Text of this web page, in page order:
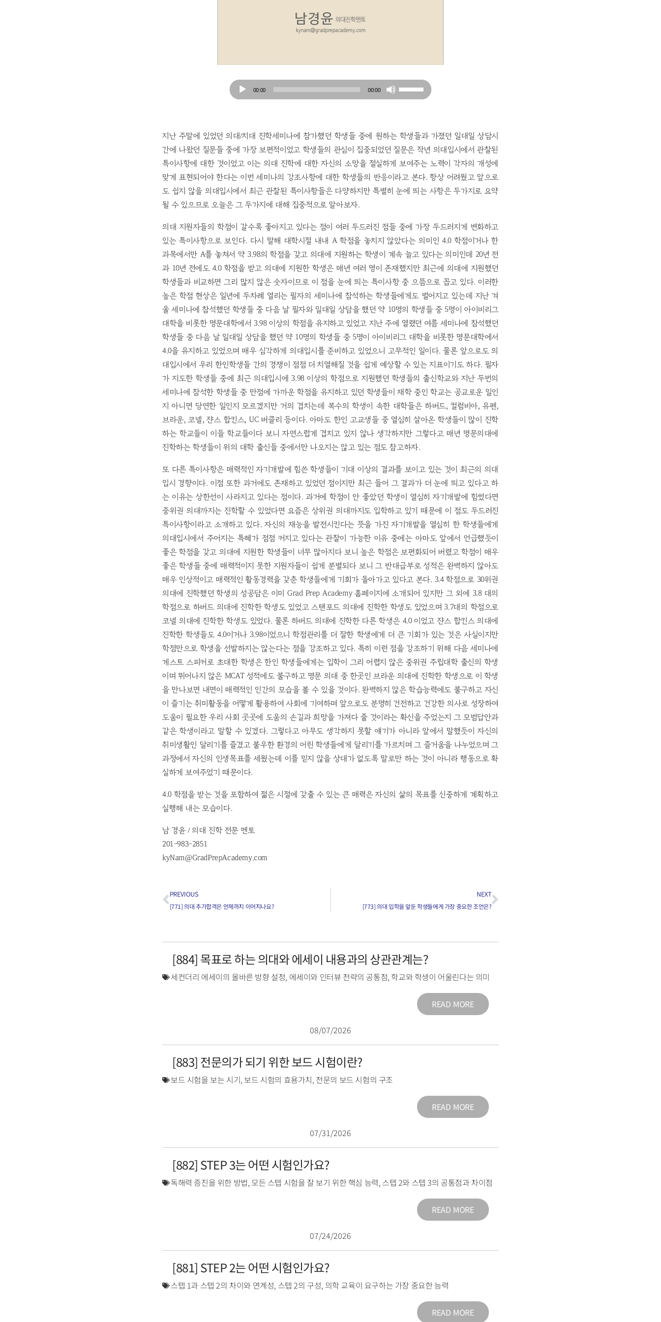
Audio
Player
00:00 00:00
Up/Down
to
increase
or
decrease
volume.
지난 주말에 있었던 의대/치대 진학세미나에 참가했던 학생들 중에 원하는 학생들과 가졌던 일대일 상담시
간에 나왔던 질문들 중에 가장 보편적이었고 학생들의 관심이 집중되었던 질문은 작년 의대입시에서 관찰된
특이사항에 대한 것이었고 이는 의대 진학에 대한 자신의 소망을 절실하게 보여주는 노력이 각자의 개성에
맞게 표현되어야 한다는 이번 세미나의 강조사항에 대한 학생들의 반응이라고 본다. 항상 어려웠고 앞으로
도 쉽지 않을 의대입시에서 최근 관찰된 특이사항들은 다양하지만 특별히 눈에 띄는 사항은 두가지로 요약
될 수 있으므로 오늘은 그 두가지에 대해 집중적으로 알아보자.
의대 지원자들의 학점이 갈수록 좋아지고 있다는 점이 여러 두드러진 점들 중에 가장 두드러지게 변화하고
있는 특이사항으로 보인다. 다시 말해 대학시절 내내 A 학점을 놓치지 않았다는 의미인 4.0 학점이거나 한
과목에서만 A를 놓쳐서 약 3.98의 학점을 갖고 의대에 지원하는 학생이 계속 늘고 있다는 의미인데 20년 전
과 10년 전에도 4.0 학점을 받고 의대에 지원한 학생은 매년 여러 명이 존재했지만 최근에 의대에 지원했던
학생들과 비교하면 그리 많지 않은 숫자이므로 이 점을 눈에 띄는 특이사항 중 으뜸으로 꼽고 있다. 이러한
높은 학점 현상은 일년에 두차례 열리는 필자의 세미나에 참석하는 학생들에게도 벌어지고 있는데 지난 겨
울 세미나에 참석했던 학생들 중 다음 날 필자와 일대일 상담을 했던 약 10명의 학생들 중 5명이 아이비리그
대학을 비롯한 명문대학에서 3.98 이상의 학점을 유지하고 있었고 지난 주에 열렸던 여름 세미나에 참석했던
학생들 중 다음 날 일대일 상담을 했던 약 10명의 학생들 중 5명이 아이비리그 대학을 비롯한 명문대학에서
4.0을 유지하고 있었으며 매우 심각하게 의대입시를 준비하고 있었으니 고무적인 일이다. 물론 앞으로도 의
대입시에서 우리 한인학생들 간의 경쟁이 점점 더 치열해질 것을 쉽게 예상할 수 있는 지표이기도 하다. 필자
가 지도한 학생들 중에 최근 의대입시에 3.98 이상의 학점으로 지원했던 학생들의 출신학교와 지난 두번의
세미나에 참석한 학생들 중 만점에 가까운 학점을 유지하고 있던 학생들이 재학 중인 학교는 공교로운 일인
지 아니면 당연한 일인지 모르겠지만 거의 겹치는데 복수의 학생이 속한 대학들은 하버드, 컬럼비아, 유펜,
브라운, 코넬, 쟌스 합킨스, UC 버클리 등이다. 아마도 한인 고교생들 중 열심히 살아온 학생들이 많이 진학
하는 학교들이 이들 학교들이다 보니 자연스럽게 겹치고 있지 않나 생각하지만 그렇다고 매년 명문의대에
진학하는 학생들이 위의 대학 출신들 중에서만 나오지는 않고 있는 점도 참고하자.
또 다른 특이사항은 매력적인 자기개발에 힘쓴 학생들이 기대 이상의 결과를 보이고 있는 것이 최근의 의대
입시 경향이다. 이점 또한 과거에도 존재하고 있었던 점이지만 최근 들어 그 결과가 더 눈에 띄고 있다고 하
는 이유는 상한선이 사라지고 있다는 점이다. 과거에 학점이 안 좋았던 학생이 열심히 자기개발에 힘썼다면
중위권 의대까지는 진학할 수 있었다면 요즘은 상위권 의대까지도 입학하고 있기 때문에 이 점도 두드러진
특이사항이라고 소개하고 있다. 자신의 재능을 발전시킨다는 뜻을 가진 자기개발을 열심히 한 학생들에게
의대입시에서 주어지는 특혜가 점점 커지고 있다는 관찰이 가능한 이유 중에는 아마도 앞에서 언급했듯이
좋은 학점을 갖고 의대에 지원한 학생들이 너무 많아지다 보니 높은 학점은 보편화되어 버렸고 학점이 매우
좋은 학생들 중에 매력적이지 못한 지원자들이 쉽게 분별되다 보니 그 반대급부로 성적은 완벽하지 않아도
매우 인상적이고 매력적인 활동경력을 갖춘 학생들에게 기회가 돌아가고 있다고 본다. 3.4 학점으로 30위권
의대에 진학했던 학생의 성공담은 이미 Grad Prep Academy 홈페이지에 소개되어 있지만 그 외에 3.8 대의
학점으로 하버드 의대에 진학한 학생도 있었고 스탠포드 의대에 진학한 학생도 있었으며 3.7대의 학점으로
코넬 의대에 진학한 학생도 있었다. 물론 하버드 의대에 진학한 다른 학생은 4.0 이었고 쟌스 합킨스 의대에
진학한 학생들도 4.0이거나 3.98이었으니 학점관리를 더 잘한 학생에게 더 큰 기회가 있는 것은 사실이지만
학점만으로 학생을 선발하지는 않는다는 점을 강조하고 있다. 특히 이런 점을 강조하기 위해 다음 세미나에
게스트 스피커로 초대한 학생은 한인 학생들에게는 입학이 그리 어렵지 않은 중위권 주립대학 출신의 학생
이며 뛰어나지 않은 MCAT 성적에도 불구하고 명문 의대 중 한곳인 브라운 의대에 진학한 학생으로 이 학생
을 만나보면 내면이 매력적인 인간의 모습을 볼 수 있을 것이다. 완벽하지 않은 학습능력에도 불구하고 자신
이 즐기는 취미활동을 어떻게 활용하여 사회에 기여하며 앞으로도 분명히 건전하고 건강한 의사로 성장하여
도움이 필요한 우리 사회 곳곳에 도움의 손길과 희망을 가져다 줄 것이라는 확신을 주었는지 그 모범답안과
같은 학생이라고 말할 수 있겠다. 그렇다고 아무도 생각하지 못할 얘기가 아니라 앞에서 말했듯이 자신의
취미생활인 달리기를 즐겼고 불우한 환경의 어린 학생들에게 달리기를 가르치며 그 즐거움을 나누었으며 그
과정에서 자신의 인생목표를 세웠는데 이를 믿지 않을 상대가 없도록 말로만 하는 것이 아니라 행동으로 확
실하게 보여주었기 때문이다.
4.0 학점을 받는 것을 포함하여 젊은 시절에 갖출 수 있는 큰 매력은 자신의 삶의 목표를 신중하게 계획하고
실행해 내는 모습이다.
남 경윤 / 의대 진학 전문 멘토
201-983-2851
kyNam@GradPrepAcademy.com
PREVIOUS
[771] 의대 추가합격은 언제까지 이어지나요?
NEXT
[773] 의대 입학을 앞둔 학생들에게 가장 중요한 조언은?
[884] 목표로 하는 의대와 에세이 내용과의 상관관계는?
세컨더리 에세이의 올바른 방향 설정, 에세이와 인터뷰 전략의 공통점, 학교와 학생이 어울린다는 의미
READ MORE
08/07/2026
[883] 전문의가 되기 위한 보드 시험이란?
보드 시험을 보는 시기, 보드 시험의 효용가치, 전문의 보드 시험의 구조
READ MORE
07/31/2026
[882] STEP 3는 어떤 시험인가요?
독해력 증진을 위한 방법, 모든 스텝 시험을 잘 보기 위한 핵심 능력, 스텝 2와 스텝 3의 공통점과 차이점
READ MORE
07/24/2026
[881] STEP 2는 어떤 시험인가요?
스텝 1과 스텝 2의 차이와 연계성, 스텝 2의 구성, 의학 교육이 요구하는 가장 중요한 능력
READ MORE